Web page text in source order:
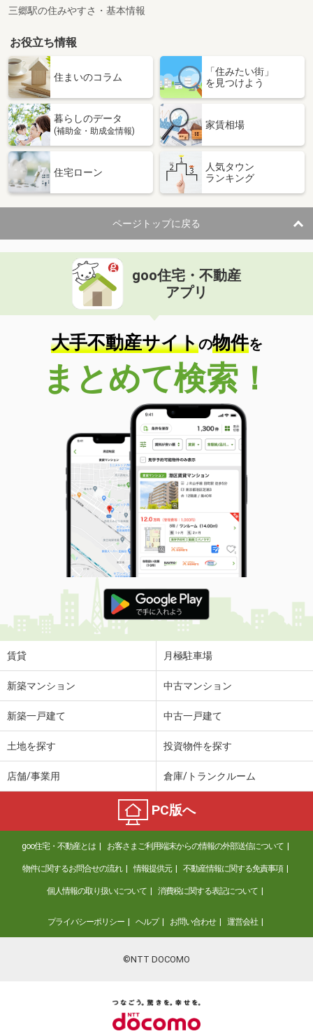
三郷駅の住みやすさ・基本情報
お役立ち情報
住まいのコラム
「住みたい街」
を見つけよう
暮らしのデータ
(補助金・助成金情報)
家賃相場
住宅ローン
人気タウン
ランキング
ページトップに戻る
goo住宅・不動産
アプリ
大手不動産サイトの物件を
まとめて検索！
賃貸 月極駐車場
新築マンション 中古マンション
新築一戸建て 中古一戸建て
土地を探す 投資物件を探す
店舗/事業用 倉庫/トランクルーム
PC版へ
goo住宅・不動産とは お客さまご利用端末からの情報の外部送信について
物件に関するお問合せの流れ 情報提供元 不動産情報に関する免責事項
個人情報の取り扱いについて 消費税に関する表記について
プライバシーポリシー ヘルプ お問い合わせ 運営会社
©NTT DOCOMO